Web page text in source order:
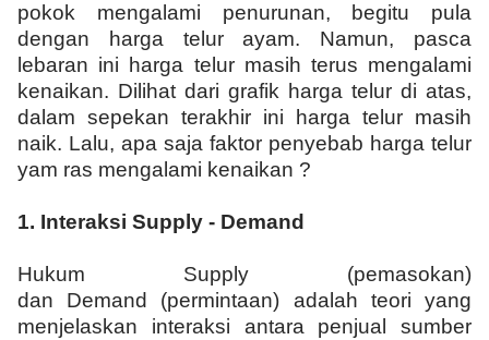
pokok mengalami penurunan, begitu pula
dengan harga telur ayam. Namun, pasca
lebaran ini harga telur masih terus mengalami
kenaikan. Dilihat dari grafik harga telur di atas,
dalam sepekan terakhir ini harga telur masih
naik. Lalu, apa saja faktor penyebab harga telur
yam ras mengalami kenaikan ?
1. Interaksi Supply - Demand
Hukum Supply (pemasokan)
dan Demand (permintaan) adalah teori yang
menjelaskan interaksi antara penjual sumber